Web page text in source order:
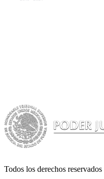
Todos los derechos reservados